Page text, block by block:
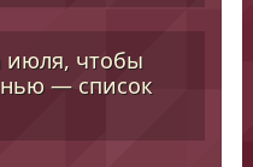
июля, чтобы
— список